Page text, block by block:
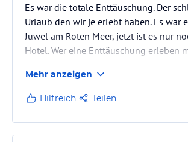
Es war die totale Enttäuschung. Der
Urlaub den wir je erlebt haben. Es war
Juwel am Roten Meer, jetzt ist es nur
Hotel. Wer eine Enttäuschung erleben
gesamte Personal (bis auf wenige
Bock mehr hat zu arbeiten. Einen
an den Betreiber des Hotels... der Fisch
am Kopf.
Mehr anzeigen
Hilfreich Teilen